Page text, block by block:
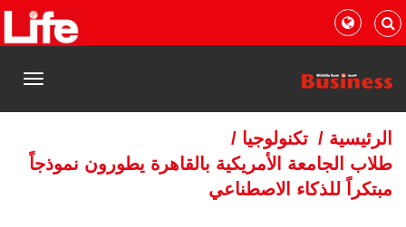
القائمة
الرئيسية / تكنولوجيا /
طلاب الجامعة الأمريكية بالقاهرة يطورون نموذجاً
مبتكراً للذكاء الاصطناعي